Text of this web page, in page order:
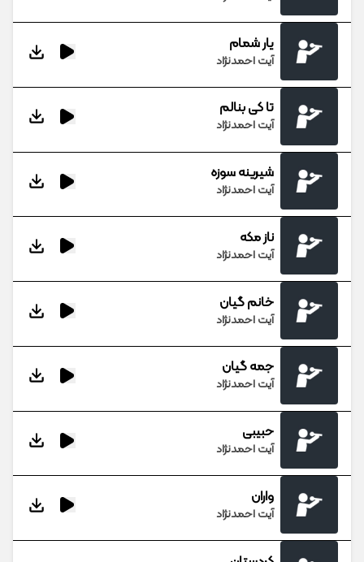
یار شمام
آیت احمدنژاد
تا کی بنالم
آیت احمدنژاد
شیرینه سوزه
آیت احمدنژاد
ناز مکه
آیت احمدنژاد
خانم گیان
آیت احمدنژاد
جمه گیان
آیت احمدنژاد
حبیبی
آیت احمدنژاد
واران
آیت احمدنژاد